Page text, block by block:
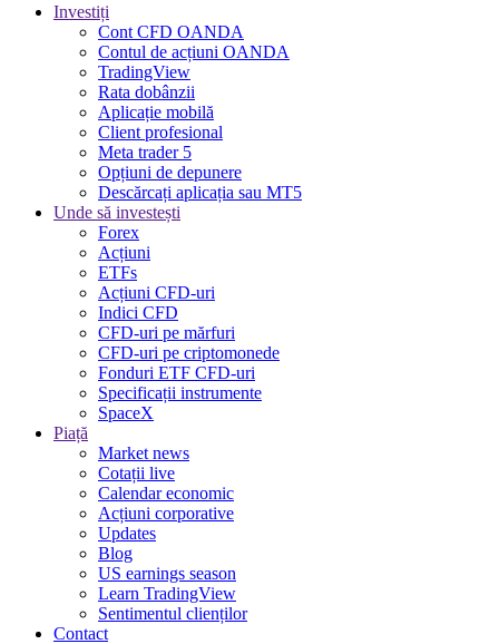
Investiți
Cont CFD OANDA
Contul de acțiuni OANDA
TradingView
Rata dobânzii
Aplicație mobilă
Client profesional
Meta trader 5
Opțiuni de depunere
Descărcați aplicația sau MT5
Unde să investești
Forex
Acțiuni
ETFs
Acțiuni CFD-uri
Indici CFD
CFD-uri pe mărfuri
CFD-uri pe criptomonede
Fonduri ETF CFD-uri
Specificații instrumente
SpaceX
Piață
Market news
Cotații live
Calendar economic
Acțiuni corporative
Updates
Blog
US earnings season
Learn TradingView
Sentimentul clienților
Contact